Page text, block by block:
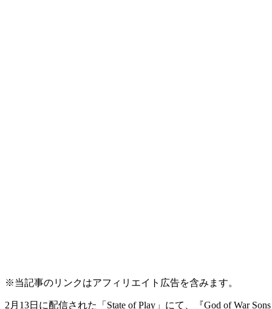
※当記事のリンクはアフィリエイト広告を含みます。
2月13日に配信された「State of Play」にて、 『God of War